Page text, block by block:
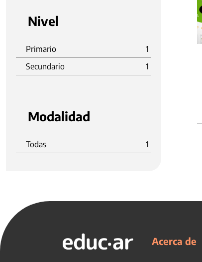
Nivel
Primario
1
Secundario
1
Modalidad
Todas 1
Acerca de